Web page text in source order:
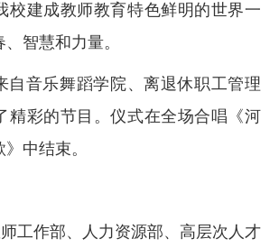
校建成教师教育特色鲜明的世界一
智慧和力量。
自音乐舞蹈学院、离退休职工管理
精彩的节目。仪式在全场合唱《河
中结束。
师工作部、人力资源部、高层次人才